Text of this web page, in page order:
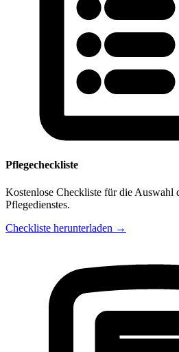
Pflegecheckliste
Kostenlose Checkliste für die Auswahl
Pflegedienstes.
Checkliste herunterladen →